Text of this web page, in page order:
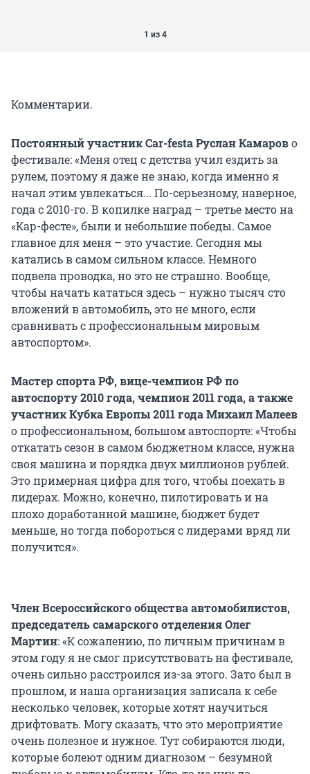
1 из 4
Комментарии.
Постоянный участникCar-festa Руслан Камарово
фестивале: «Меня отец с детства учил ездить за
рулем, поэтому я даже не знаю, когда именно я
начал этим увлекаться... По-серьезному, наверное,
года с 2010-го. В копилке наград – третье место на
«Кар-фесте», были и небольшие победы. Самое
главное для меня – это участие. Сегодня мы
катались в самом сильном классе. Немного
подвела проводка, но это не страшно. Вообще,
чтобы начать кататься здесь – нужно тысяч сто
вложений в автомобиль, это не много, если
сравнивать с профессиональным мировым
автоспортом».
Мастер спорта РФ, вице-чемпион РФ по
автоспорту 2010 года, чемпион 2011 года, а также
участник Кубка Европы 2011 года Михаил Малеев
о профессиональном, большом автоспорте: «Чтобы
откатать сезон в самом бюджетном классе, нужна
своя машина и порядка двух миллионов рублей.
Это примерная цифра для того, чтобы поехать в
лидерах. Можно, конечно, пилотировать и на
плохо доработанной машине, бюджет будет
меньше, но тогда побороться с лидерами вряд ли
получится».
Член Всероссийского общества автомобилистов,
председатель самарского отделения Олег
Мартин: «К сожалению, по личным причинам в
этом году я не смог присутствовать на фестивале,
очень сильно расстроился из-за этого. Зато был в
прошлом, и наша организация записала к себе
несколько человек, которые хотят научиться
дрифтовать. Могу сказать, что это мероприятие
очень полезное и нужное. Тут собираются люди,
которые болеют одним диагнозом – безумной